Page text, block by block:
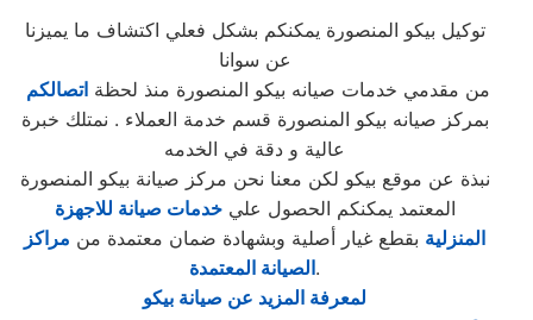
توكيل بيكو المنصورة يمكنكم بشكل فعلي اكتشاف ما يميزنا
عن سوانا
من مقدمي خدمات صيانه بيكو المنصورة منذ لحظةاتصالكم
بمركز صيانه بيكو المنصورة قسم خدمة العملاء . نمتلك خبرة
عالية و دقة في الخدمه
نبذة عن موقع بيكو لكن معنا نحن مركز صيانة بيكو المنصورة
المعتمد يمكنكم الحصول عليخدمات صيانة للاجهزة
المنزلية بقطع غيار أصلية وبشهادة ضمان معتمدة من مراكز
الصيانة المعتمدة.
لمعرفة المزيد عن صيانة بيكو